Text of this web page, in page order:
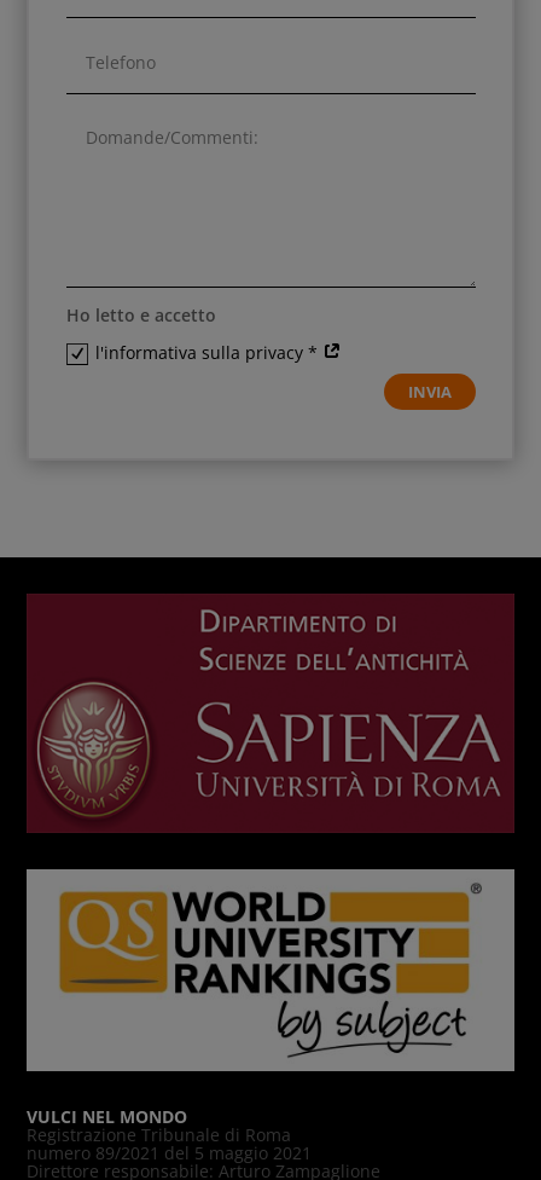
Ho letto e accetto
l'informativa sulla privacy *
INVIA
VULCI NEL MONDO
Registrazione Tribunale di Roma
numero 89/2021 del 5 maggio 2021
Direttore responsabile: Arturo Zampaglione